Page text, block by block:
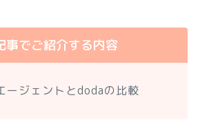
事でご紹介する内容
ージェントとdodaの比較